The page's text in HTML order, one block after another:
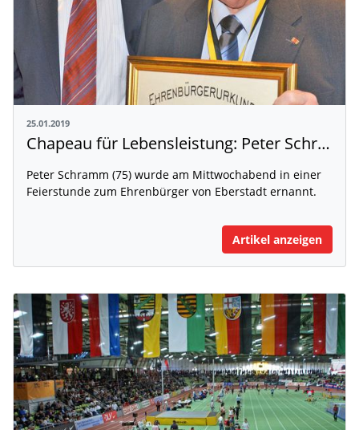
25.01.2019
Chapeau für Lebensleistung: Peter Schramm Ehrenbürger in Eberstadt
Peter Schramm (75) wurde am Mittwochabend in einer
Feierstunde zum Ehrenbürger von Eberstadt ernannt.
Artikel anzeigen